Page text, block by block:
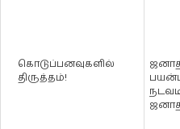
கொடுப்பனவுகளில்
திருத்தம்!